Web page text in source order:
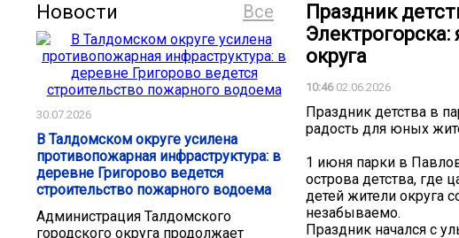
Все
Новости
30.07.2026
В Талдомском округе усилена
противопожарная инфраструктура: в
деревне Григорово ведется
строительство пожарного водоема
Администрация Талдомского
городского округа продолжает
Праздник
округа
10:4602.06.2026
Праздник детства в
радость для юных
1 июня парки в
острова детства, где
детей жители округа
незабываемо.
Праздник начался с